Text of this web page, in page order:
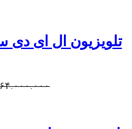
۶۴.۰۰۰.۰۰۰